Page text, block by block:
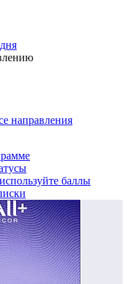
направления
баллы